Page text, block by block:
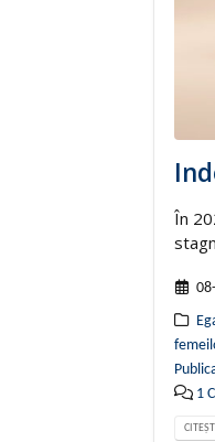
În
1